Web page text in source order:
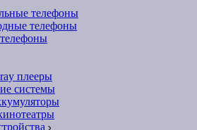
телефоны
телефоны
плееры
системы